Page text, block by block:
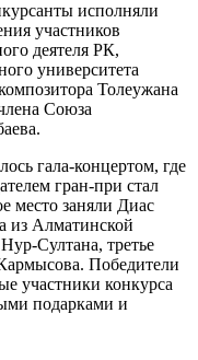
исполняли
участников
деятеля РК,
университета
Толеужана
Союза
гала-концертом, где
гран-при стал
место заняли Диас
из Алматинской
Султана, третье
Победители
участники конкурса
подарками и